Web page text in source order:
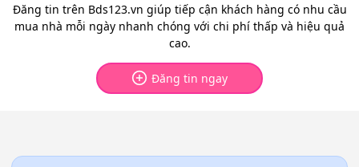
Đăng tin trên Bds123.vn giúp tiếp cận khách hàng có nhu cầu
mua nhà mỗi ngày nhanh chóng với chi phí thấp và hiệu quả
cao.
Đăng tin ngay